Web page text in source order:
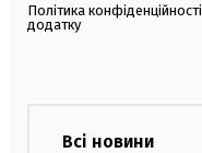
Політика конфіденційності
додатку
Всі новини